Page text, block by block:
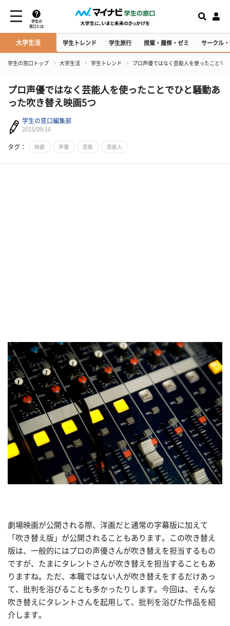
学生の
窓口とは
大学生活 学生トレンド 学生旅行 授業・履修・ゼミ サークル
学生の窓口トップ 大学生活 学生トレンド プロ声優ではなく芸能人を使ったことで
プロ声優ではなく芸能人を使ったことでひと騒動あ
った吹き替え映画5つ
学生の窓口編集部
2015/09/16
タグ： 映画 声優 芸能 芸能人
劇場映画が公開される際、洋画だと通常の字幕版に加えて
「吹き替え版」が公開されることもあります。この吹き替え
版は、一般的にはプロの声優さんが吹き替えを担当するもの
ですが、たまにタレントさんが吹き替えを担当することもあ
りますね。ただ、本職ではない人が吹き替えをするだけあっ
て、批判を浴びることも多かったりします。今回は、そんな
吹き替えにタレントさんを起用して、批判を浴びた作品を紹
介します。